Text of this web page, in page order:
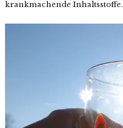
krankmachende Inhaltsstoffe.